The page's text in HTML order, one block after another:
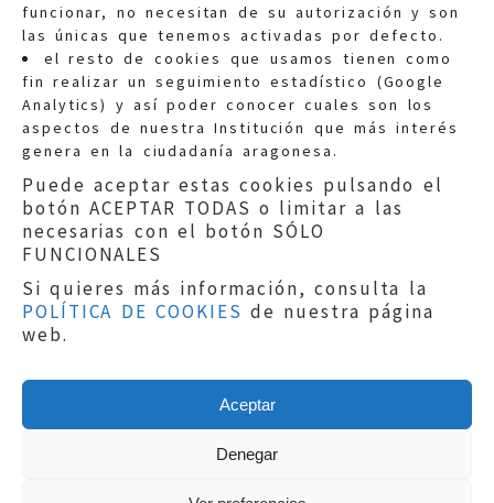
funcionar, no necesitan de su autorización y son
las únicas que tenemos activadas por defecto.
el resto de cookies que usamos tienen como
fin realizar un seguimiento estadístico (Google
Analytics) y así poder conocer cuales son los
aspectos de nuestra Institución que más interés
genera en la ciudadanía aragonesa.
Puede aceptar estas cookies pulsando el
botón ACEPTAR TODAS o limitar a las
necesarias con el botón SÓLO
FUNCIONALES
Si quieres más información, consulta la
POLÍTICA DE COOKIES de nuestra página
web.
Aceptar
Denegar
Quejas:quejas@eljusticiadearagon.es
Información general:
informacion@eljusticiadearagon.es
Teléfonos:900 210 210/
Aviso legal|Política de privacidad|
Protección de Datos
Política de cookies
Copyright © 2019El Justicia de Aragón|
Sephor Consulting